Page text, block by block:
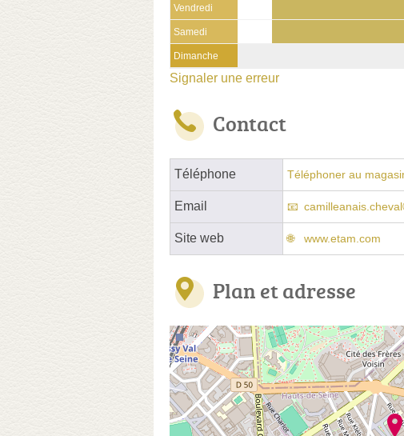
Vendredi
Samedi
Dimanche
Signaler une erreur
Contact
Téléphone Téléphoner au
Email
Site web www.etam.com
Plan et adresse